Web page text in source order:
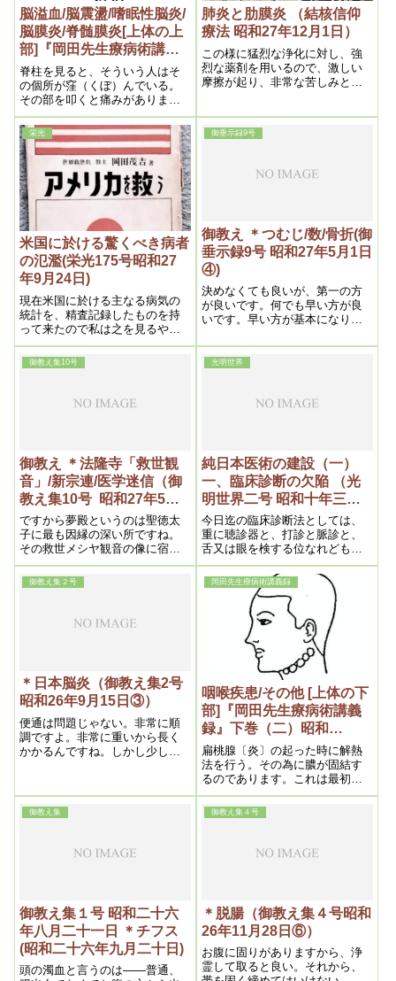
脳溢血/脳震盪/嗜眠性脳炎/
脳膜炎/脊髄膜炎[上体の上
部]『岡田先生療病術講義
録』上巻（五）昭和
11(1936)年7月
脊柱を見ると、そういう人はそ
の個所が窪（くぼ）んでいる。
その部を叩くと痛みがありま
す。これはそこから絶えず膿が
滲（し）み出て発達しないから
であります。
肺炎と肋膜炎 （結核信仰
療法 昭和27年12月1日）
この様に猛烈な浄化に対し、強
烈な薬剤を用いるので、激しい
摩擦が起り、非常な苦しみと共
この病気が青壮年に多いのも、
係上薬毒も相当多量に入ってい
るからである。そして全快後も
とを残すからである。そこで患
者は再発を恐れて、出来るだけ
大事にするから、再発はしない
迄も、緩慢な浄化が常に起って
いるので、医診を受けると結核
初期の疑いを受け
栄光
米国に於ける驚くべき病者
の氾濫(栄光175号昭和27
年9月24日)
現在米国に於ける主なる病気の
統計を、精査記録したものを持
って来たので私は之を見るや唖
然としたのである。それは余り
に私の説を立証しているからで
ある。そうして今日日本人の誰
迄は世界医学の覇権を握ってい
げているに違いないと予想して
いたであろうし、私もそう思っ
ていた処、事実は全然裏切られ
ており、其悲惨なる現状には驚
くの外ないのである。
御垂示録9号
御教え ＊つむじ/数/骨折(御
垂示録9号 昭和27年5月1日
④)
決めなくても良いが、第一の方
が良いです。何でも早い方が良
いです。早い方が基本になりま
りを一日にした。それから数か
ら言うと、割切れる数――偶数
せるという事も良い
御教え集10号
御教え ＊法隆寺「救世観
音」/新宗連/医学迷信（御
教え集10号 昭和27年5月5
日）
ですから夢殿というのは聖徳太
子に最も因縁の深い所ですね。
その救世メシヤ観音の像に宿ら
れて時を待たれた。で、この間
行って開扉して、私が行って、
そこから出られたんです。出ら
る。で、私は今千手観音の働き
光明世界
純日本医術の建設（一）
一、臨床診断の欠陥 （光
明世界二号 昭和十年三月
四日）
今日迄の臨床診断法としては、
重に聴診器と、打診と脈診と、
舌又は眼を検する位なれども、
余が実験上、指頭に依って、診
断の大いに効果ある事を識れ
り。
御教え集２号
＊日本脳炎（御教え集2号
昭和26年9月15日③）
便通は問題じゃない。非常に順
調ですよ。非常に重いから長く
かかるんですね。しかし少し経
訳ですね。そう言う時には、つ
いでに薬毒の浄化も起りますか
らね。
岡田先生療病術講義録
咽喉疾患/その他 [上体の下
部]『岡田先生療病術講義
録』下巻（二）昭和
11(1936)年7月
扁桃腺〔炎〕の起った時に解熱
法を行う。その為に膿が固結す
るのであります。これは最初の
項目で詳説してあるから略しま
す。「耳下腺炎」も「淋巴腺
炎」も前同断です
御教え集
御教え集１号 昭和二十六
年八月二十一日 ＊チフス
(昭和二十六年九月二十日)
頭の濁血と言うのは——普通、
御教え集４号
＊脱腸（御教え集４号昭和
26年11月28日⑥）
お腹に固りがありますから、浄
霊して取ると良い。それから、